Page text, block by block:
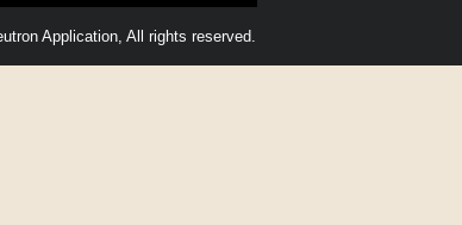
Application, All rights reserved.